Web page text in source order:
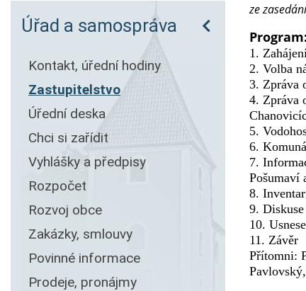
Úřad a samospráva
Kontakt, úřední hodiny
Zastupitelstvo
Úřední deska
Chci si zařídit
Vyhlášky a předpisy
Rozpočet
Rozvoj obce
Zakázky, smlouvy
Povinné informace
Prodeje, pronájmy
ze
Program:
1.
2. Volba
3. Zpráva
4. Zpráva
5.
6.
7.
Pošumaví
8.
9.
10.
11. Závěr
Přítomni: